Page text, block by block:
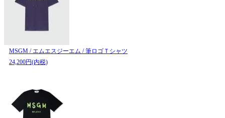
MSGM / エムエスジーエム / 筆ロゴＴシャツ
24,200円(内税)